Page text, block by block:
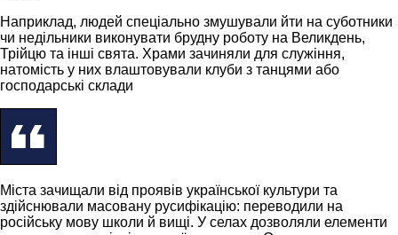
Наприклад, людей спеціально змушували йти на суботники
чи недільники виконувати брудну роботу на Великдень,
Трійцю та інші свята. Храми зачиняли для служіння,
натомість у них влаштовували клуби з танцями або
господарські склади
Міста зачищали від проявів української культури та
здійснювали масовану русифікацію: переводили на
російську мову школи й вищі. У селах дозволяли елементи